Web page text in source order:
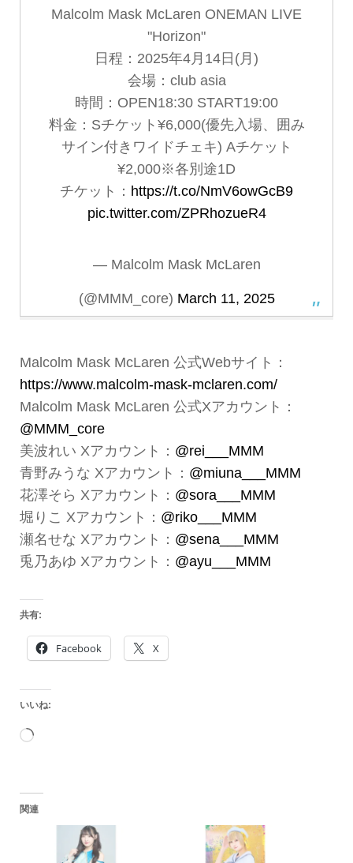
Malcolm Mask McLaren ONEMAN LIVE
"Horizon"
日程：2025年4月14日(月)
会場：club asia
時間：OPEN18:30 START19:00
料金：Sチケット¥6,000(優先入場、囲み
サイン付きワイドチェキ) Aチケット
¥2,000※各別途1D
チケット： https://t.co/NmV6owGcB9
pic.twitter.com/ZPRhozueR4
— Malcolm Mask McLaren
(@MMM_core) March 11, 2025
Malcolm Mask McLaren 公式Webサイト：
https://www.malcolm-mask-mclaren.com/
Malcolm Mask McLaren 公式Xアカウント：
@MMM_core
美波れい Xアカウント： @rei___MMM
青野みうな Xアカウント： @miuna___MMM
花澤そら Xアカウント： @sora___MMM
堀りこ Xアカウント： @riko___MMM
瀬名せな Xアカウント： @sena___MMM
兎乃あゆ Xアカウント： @ayu___MMM
共有:
Facebook X
いいね:
読
込
関連